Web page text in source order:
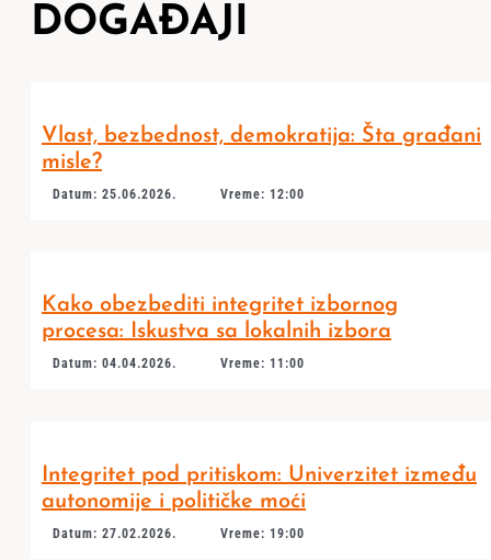
DOGAĐAJI
Vlast, bezbednost, demokratija: Šta građani
misle?
Datum: 25.06.2026. Vreme: 12:00
Kako obezbediti integritet izbornog
procesa: Iskustva sa lokalnih izbora
Datum: 04.04.2026. Vreme: 11:00
Integritet pod pritiskom: Univerzitet između
autonomije i političke moći
Datum: 27.02.2026. Vreme: 19:00